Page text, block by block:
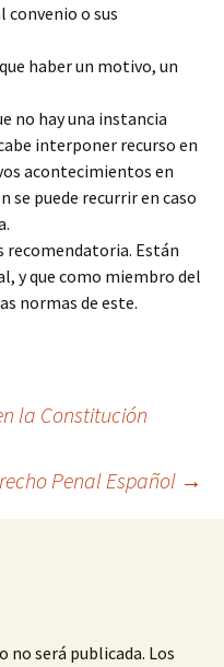
convenio o sus
haber un motivo, un
no hay una instancia
interponer recurso en
acontecimientos en
se puede recurrir en caso
recomendatoria. Están
y que como miembro del
normas de este.
la Constitución
Penal Español →
no será publicada. Los